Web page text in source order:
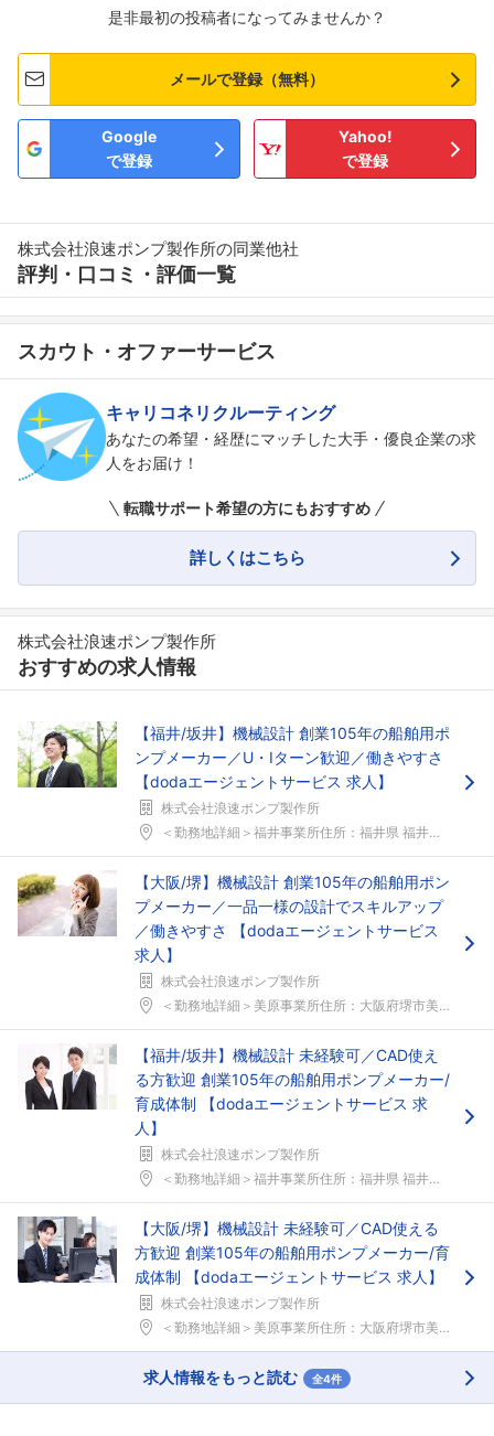
是非最初の投稿者になってみませんか？
メールで登録（無料）
Google
で登録
Yahoo!
で登録
株式会社浪速ポンプ製作所の同業他社
評判・口コミ・評価一覧
スカウト・オファーサービス
キャリコネリクルーティング
あなたの希望・経歴にマッチした大手・優良企業の求
人をお届け！
転職サポート希望の方にもおすすめ
詳しくはこちら
株式会社浪速ポンプ製作所
おすすめの求人情報
【福井/坂井】機械設計 創業105年の船舶用ポ
ンプメーカー／U・Iターン歓迎／働きやすさ
【dodaエージェントサービス 求人】
株式会社浪速ポンプ製作所
＜勤務地詳細＞福井事業所住所：福井県 福井県坂井市...
【大阪/堺】機械設計 創業105年の船舶用ポン
プメーカー／一品一様の設計でスキルアップ
／働きやすさ 【dodaエージェントサービス
求人】
株式会社浪速ポンプ製作所
＜勤務地詳細＞美原事業所住所：大阪府堺市美原区丹上...
【福井/坂井】機械設計 未経験可／CAD使え
る方歓迎 創業105年の船舶用ポンプメーカー/
育成体制 【dodaエージェントサービス 求
人】
株式会社浪速ポンプ製作所
＜勤務地詳細＞福井事業所住所：福井県 福井県坂井市...
【大阪/堺】機械設計 未経験可／CAD使える
方歓迎 創業105年の船舶用ポンプメーカー/育
成体制 【dodaエージェントサービス 求人】
株式会社浪速ポンプ製作所
＜勤務地詳細＞美原事業所住所：大阪府堺市美原区丹上...
求人情報をもっと読む 全4件